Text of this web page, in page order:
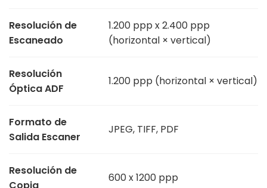
Resolución de
Escaneado
1.200 ppp x 2.400 ppp
(horizontal × vertical)
Resolución
Óptica ADF
1.200 ppp (horizontal × vertical)
Formato de
Salida Escaner
JPEG, TIFF, PDF
Resolución de
600 x 1200 ppp